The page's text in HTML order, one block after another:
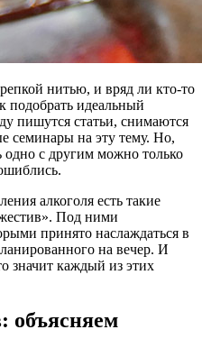
нитью, и вряд ли кто-то
подобрать идеальный
пишутся статьи, снимаются
семинары на эту тему. Но,
одно с другим можно только
алкоголя есть такие
Под ними
принято наслаждаться в
на вечер. И
значит каждый из этих
объясняем